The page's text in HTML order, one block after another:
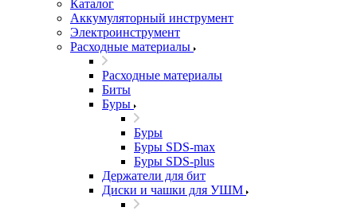
Каталог
Аккумуляторный инструмент
Электроинструмент
Расходные материалы
Расходные материалы
Биты
Буры
Буры
Буры SDS-max
Буры SDS-plus
Держатели для бит
Диски и чашки для УШМ